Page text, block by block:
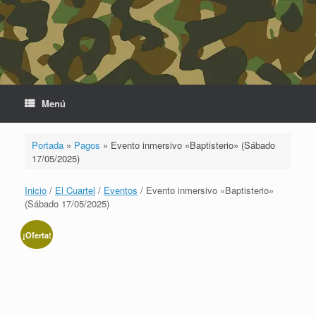
Saltar
al
contenido
Menú
Portada» Pagos » Evento inmersivo «Baptisterio» (Sábado
17/05/2025)
Inicio / El Cuartel / Eventos / Evento inmersivo «Baptisterio»
(Sábado 17/05/2025)
¡Oferta!